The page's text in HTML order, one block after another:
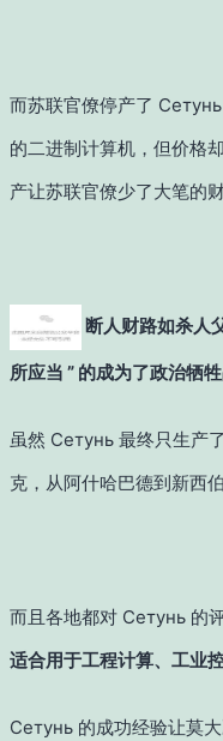
而苏联官僚停产了
的二进制计算机，但价格
产让苏联官僚少了大笔的财
断人财路如杀人
所应当 ” 的成为了政治牺牲
虽然 Сетунь 最终只生产
克，从阿什哈巴德到新西
而且各地都对 Сетунь 的
适合用于工程计算、工业
Сетунь 的成功经验让莫